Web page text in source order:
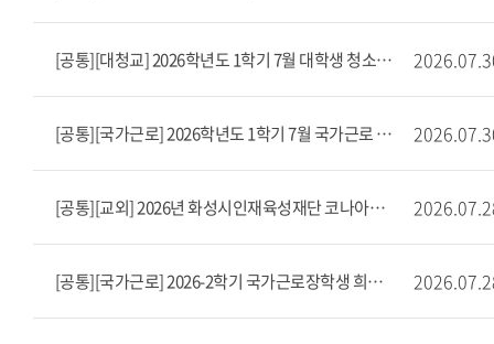
[공통][대청교] 2026학년도 1학기 7월 대학생 청소년교육지원장학 출근부 마감 안내
[공통][국가근로] 2026학년도 1학기 7월 국가근로 출근부 마감 안내
[공통][교외] 2026년 화성시인재육성재단 코나아이 소상공인 장학생 모집(~8/11)
[공통][국가근로] 2026-2학기 국가근로장학생 희망근로지 신청 안내